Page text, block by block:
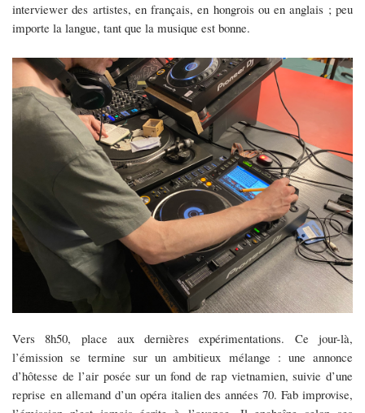
interviewer des artistes, en français, en hongrois ou en anglais ; peu
importe la langue, tant que la musique est bonne.
Vers 8h50, place aux dernières expérimentations. Cejour-là,
l’émission se termine sur un ambitieuxmélange : une annonce
d’hôtesse de l’air posée sur un fond de rap vietnamien, suivie d’une
reprise en allemand d’un opéra italien des années 70. Fab improvise,